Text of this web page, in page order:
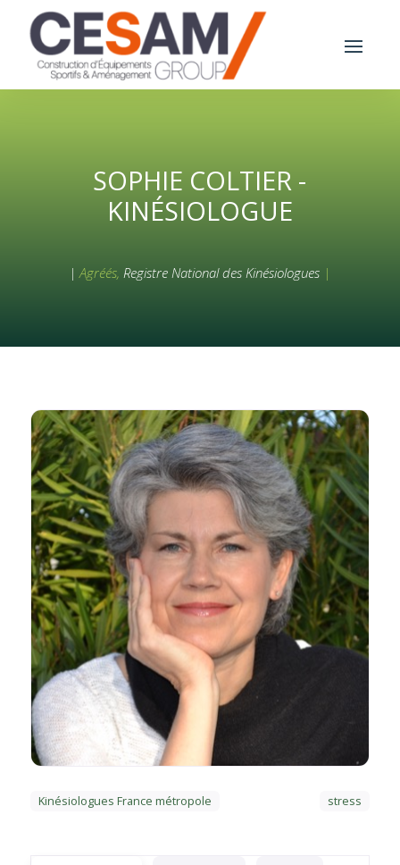
SOPHIE COLTIER -
KINÉSIOLOGUE
|Agréés, Registre National des Kinésiologues |
Kinésiologues France métropole stress